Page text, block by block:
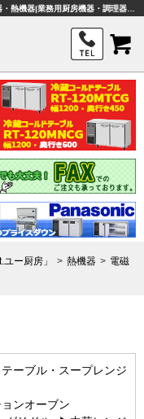
ー厨房」 熱機器
電磁
ーブル・スープレンジ
ンオーブン